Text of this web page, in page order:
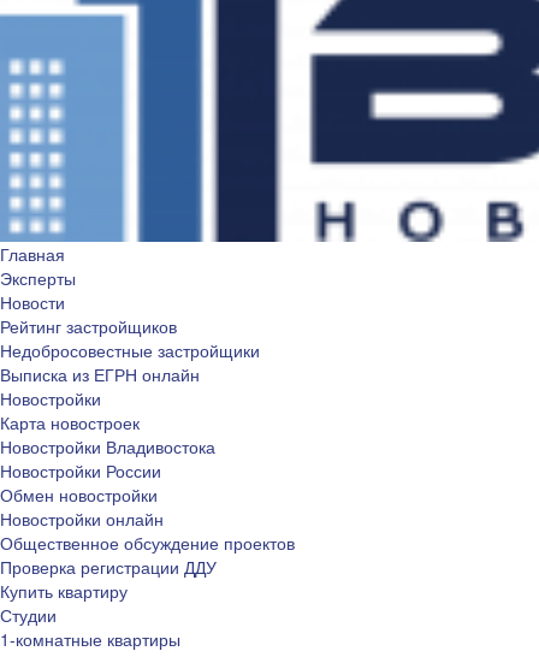
Главная
Эксперты
Новости
Рейтинг застройщиков
Недобросовестные застройщики
Выписка из ЕГРН онлайн
Новостройки
Карта новостроек
Новостройки Владивостока
Новостройки России
Обмен новостройки
Новостройки онлайн
Общественное обсуждение проектов
Проверка регистрации ДДУ
Купить квартиру
Студии
1-комнатные квартиры